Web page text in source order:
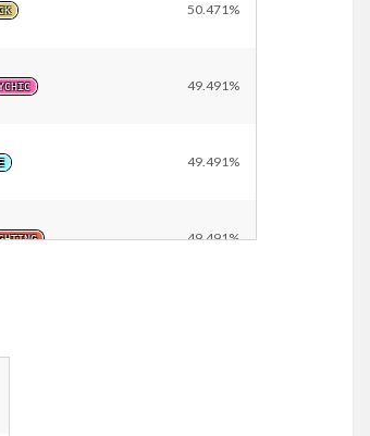
50.471%
49.491%
49.491%
49.491%